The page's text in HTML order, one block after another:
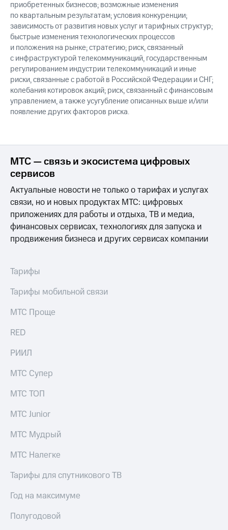
приобретенных бизнесов; возможные изменения
по квартальным результатам; условия конкуренции;
зависимость от развития новых услуг и тарифных структур;
быстрые изменения технологических процессов
и положения на рынке; стратегию; риск, связанный
с инфраструктурой телекоммуникаций, государственным
регулированием индустрии телекоммуникаций и иные
риски, связанные с работой в Российской Федерации и СНГ;
колебания котировок акций; риск, связанный с финансовым
управлением, а также усугубление описанных выше и/или
появление других факторов риска.
МТС — связь и экосистема цифровых
сервисов
Актуальные новости не только о тарифах и услугах
связи, но и новых продуктах МТС: цифровых
приложениях для работы и отдыха, ТВ и медиа,
финансовых сервисах, технологиях для запуска и
продвижения бизнеса и других сервисах компании
Тарифы
Тарифы мобильной связи
МТС Проще
RED
РИИЛ
МТС Супер
МТС ТОП
МТС Junior
МТС Мудрый
МТС Налегке
Тарифы для спутникового ТВ
Год на максимуме
Полугодовой